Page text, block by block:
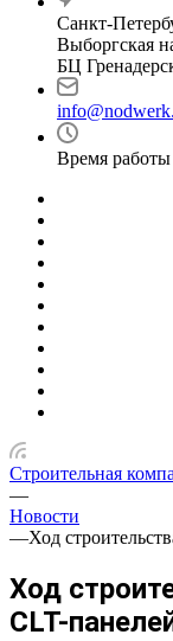
Санкт-
Выборгская
БЦ
Время
Строительная
—
Новости
—Ход
Ход
CLT-